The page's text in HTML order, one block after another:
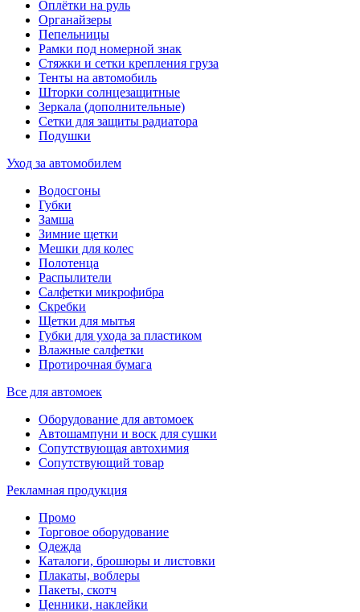
Оплётки на руль
Органайзеры
Пепельницы
Рамки под номерной знак
Стяжки и сетки крепления груза
Тенты на автомобиль
Шторки солнцезащитные
Зеркала (дополнительные)
Сетки для защиты радиатора
Подушки
Уход за автомобилем
Водосгоны
Губки
Замша
Зимние щетки
Мешки для колес
Полотенца
Распылители
Салфетки микрофибра
Скребки
Щетки для мытья
Губки для ухода за пластиком
Влажные салфетки
Протирочная бумага
Все для автомоек
Оборудование для автомоек
Автошампуни и воск для сушки
Сопутствующая автохимия
Сопутствующий товар
Рекламная продукция
Промо
Торговое оборудование
Одежда
Каталоги, брошюры и листовки
Плакаты, воблеры
Пакеты, скотч
Ценники, наклейки